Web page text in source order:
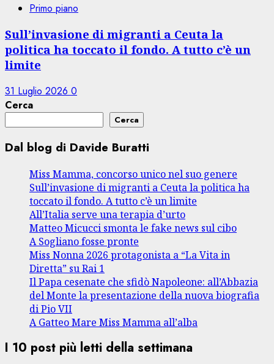
Primo piano
Sull’invasione di migranti a Ceuta la
politica ha toccato il fondo. A tutto c’è un
limite
31 Luglio 2026 0
Cerca
Cerca
Dal blog di Davide Buratti
Miss Mamma, concorso unico nel suo genere
Sull’invasione di migranti a Ceuta la politica ha
toccato il fondo. A tutto c’è un limite
All’Italia serve una terapia d’urto
Matteo Micucci smonta le fake news sul cibo
A Sogliano fosse pronte
Miss Nonna 2026 protagonista a “La Vita in
Diretta” su Rai 1
Il Papa cesenate che sfidò Napoleone: all’Abbazia
del Monte la presentazione della nuova biografia
di Pio VII
A Gatteo Mare Miss Mamma all’alba
I 10 post più letti della settimana